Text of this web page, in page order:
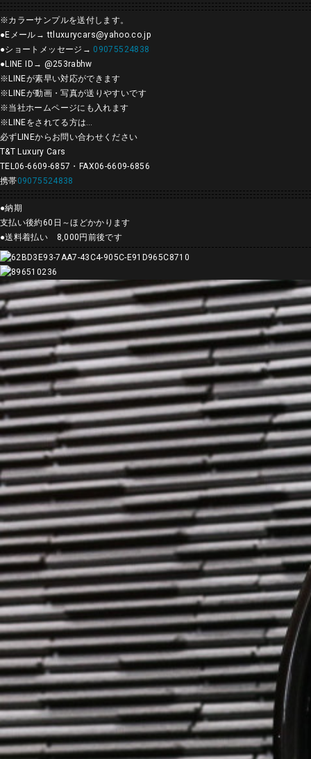
※カラーサンプルを送付します。
●E メール → ttluxurycars@yahoo.co.jp
●ショートメッセージ → 09075524838
●LINE ID→ @253rabhw
※ LINEが素早い対応ができます
※ LINEが動画・写真が送りやすいです
※当社ホームページにも入れます
※ LINEをされてる方は…
必ず LINEからお問い合わせください
T&T Luxury Cars
TEL06-6609-6857 ・ FAX06-6609-6856
携帯09075524838
●納期
支払い後約60 日～ほどかかります
●送料着払い 8,000 円前後です